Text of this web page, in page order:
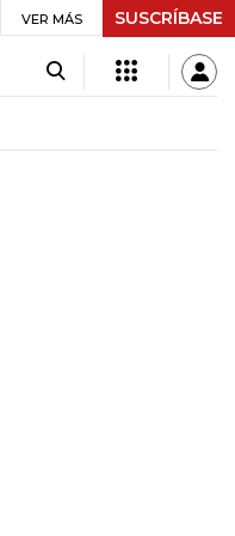
+0,98% UVR $ 416,91 +$
VER MÁS SUSCRÍBASE